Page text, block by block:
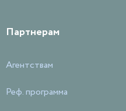
Партнерам
Агентствам
Реф. программа